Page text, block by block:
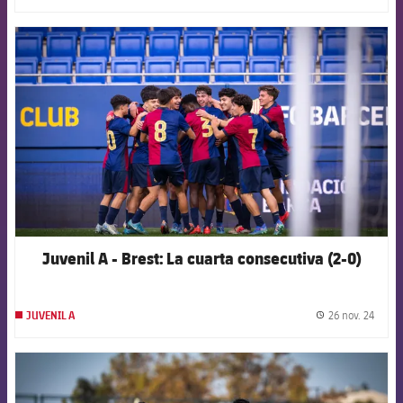
FCB Barcelona badge
Juvenil A - Brest: La cuarta consecutiva (2-0)
JUVENIL A 26 nov. 24
FCB Barcelona badge